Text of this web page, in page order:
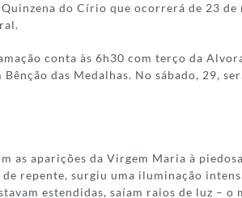
do Círio que ocorrerá de 23
conta às 6h30 com terço da
das Medalhas. No sábado, 29,
as aparições da Virgem Maria à
repente, surgiu uma iluminação
estendidas, saíam raios de luz –